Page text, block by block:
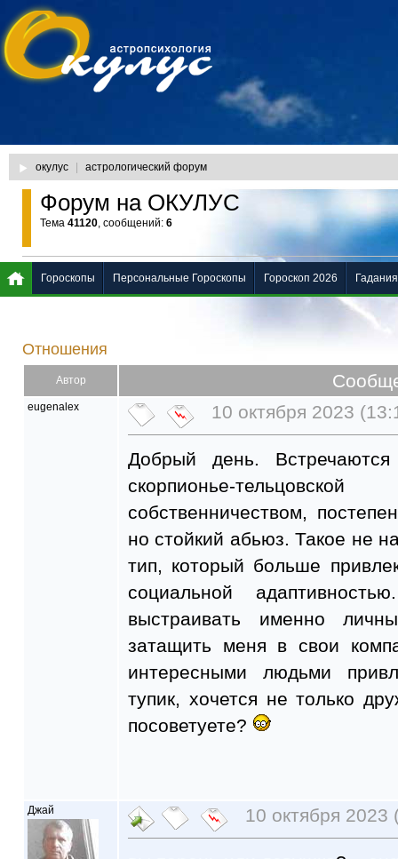
окулус астрологический форум
Форум на ОКУЛУС
Тема 41120, сообщений: 6
Отношения
Автор
eugenalex 10 октября 2023
Добрый день.
скорпионье-
собственничеством,
но стойкий абьюз. Такое не
тип, который больше
социальной
выстраивать именно
затащить меня в свои
интересными людьми
тупик, хочется не только
посоветуете?
Джай 10 октября 2023
Гороскопы Персональные Гороскопы Гороскоп 2026 Гадания